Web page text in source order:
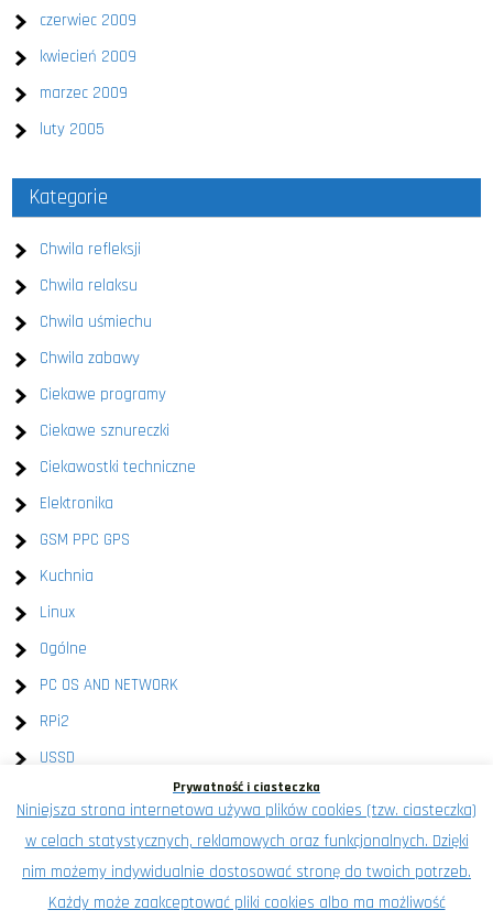
czerwiec 2009
kwiecień 2009
marzec 2009
luty 2005
Kategorie
Chwila refleksji
Chwila relaksu
Chwila uśmiechu
Chwila zabawy
Ciekawe programy
Ciekawe sznureczki
Ciekawostki techniczne
Elektronika
GSM PPC GPS
Kuchnia
Linux
Ogólne
PC OS AND NETWORK
RPi2
USSD
XEN
Znalezione na wykop.pl
Prywatność i ciasteczka
Niniejsza strona internetowa używa plików cookies (tzw. ciasteczka)
w celach statystycznych, reklamowych oraz funkcjonalnych. Dzięki
nim możemy indywidualnie dostosować stronę do twoich potrzeb.
Każdy może zaakceptować pliki cookies albo ma możliwość